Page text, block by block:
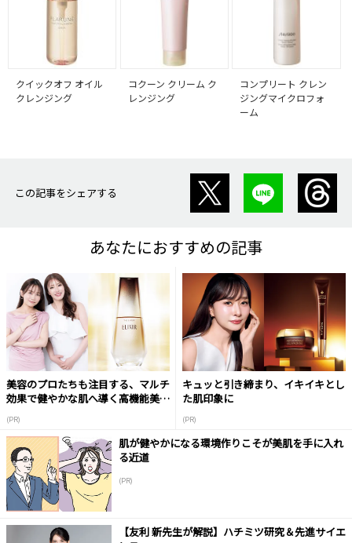
クイックオフ オイル
クレンジング
コクーン クリーム ク
レンジング
コンプリート クレン
ジングマイクロフォ
ーム
この記事をシェアする
あなたにおすすめの記事
美容のプロたちも注目する、マルチ
効果で健やかな肌へ導く高機能美容
(PR)
キュッと引き締まり、イキイキとし
た肌印象に
(PR)
肌が健やかになる環境作りこそが美肌を手に入れ
る近道
(PR)
【友利 新先生が解説】ハチミツ研究＆先進サイエ